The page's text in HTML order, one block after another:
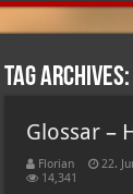
Tag Archives:
Glossar –
Florian 22.
14,341